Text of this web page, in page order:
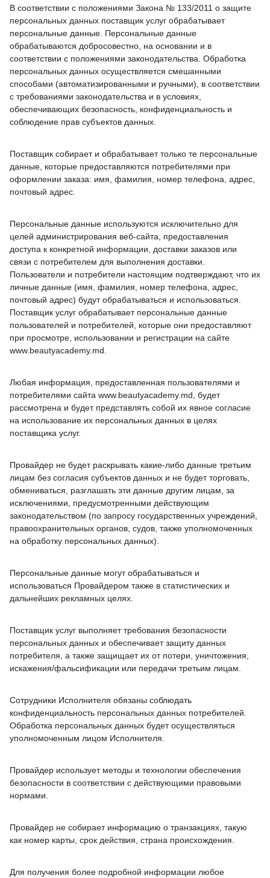
В соответствии с положениями Закона № 133/2011 о защите
персональных данных поставщик услуг обрабатывает
персональные данные. Персональные данные
обрабатываются добросовестно, на основании и в
соответствии с положениями законодательства. Обработка
персональных данных осуществляется смешанными
способами (автоматизированными и ручными), в соответствии
с требованиями законодательства и в условиях,
обеспечивающих безопасность, конфиденциальность и
соблюдение прав субъектов данных.
Поставщик собирает и обрабатывает только те персональные
данные, которые предоставляются потребителями при
оформлении заказа: имя, фамилия, номер телефона, адрес,
почтовый адрес.
Персональные данные используются исключительно для
целей администрирования веб-сайта, предоставления
доступа к конкретной информации, доставки заказов или
связи с потребителем для выполнения доставки.
Пользователи и потребители настоящим подтверждают, что их
личные данные (имя, фамилия, номер телефона, адрес,
почтовый адрес) будут обрабатываться и использоваться.
Поставщик услуг обрабатывает персональные данные
пользователей и потребителей, которые они предоставляют
при просмотре, использовании и регистрации на сайте
www.beautyacademy.md.
Любая информация, предоставленная пользователями и
потребителями сайта www.beautyacademy.md, будет
рассмотрена и будет представлять собой их явное согласие
на использование их персональных данных в целях
поставщика услуг.
Провайдер не будет раскрывать какие-либо данные третьим
лицам без согласия субъектов данных и не будет торговать,
обмениваться, разглашать эти данные другим лицам, за
исключениями, предусмотренными действующим
законодательством (по запросу государственных учреждений,
правоохранительных органов, судов, также уполномоченных
на обработку персональных данных).
Персональные данные могут обрабатываться и
использоваться Провайдером также в статистических и
дальнейших рекламных целях.
Поставщик услуг выполняет требования безопасности
персональных данных и обеспечивает защиту данных
потребителя, а также защищает их от потери, уничтожения,
искажения/фальсификации или передачи третьим лицам.
Сотрудники Исполнителя обязаны соблюдать
конфиденциальность персональных данных потребителей.
Обработка персональных данных будет осуществляться
уполномоченным лицом Исполнителя.
Провайдер использует методы и технологии обеспечения
безопасности в соответствии с действующими правовыми
нормами.
Провайдер не собирает информацию о транзакциях, такую
как номер карты, срок действия, страна происхождения.
Для получения более подробной информации любое